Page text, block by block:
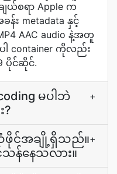
ျယ်စရာ Apple က
န်း metadata နှင့်
AAC audio နဲ့အတူ
container ကိုလည်း
ပိုင်ဆိုင်.
မပါဘဲ
?
+
ဖိုင်အချို့ရှိသည်။
န်နေသလား။
+